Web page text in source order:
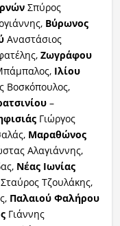
Σπύρος
Βύρωνος
Αναστάσιος
Ζωγράφου
Ιλίου
Βοσκόπουλος,
–
Γιώργος
Μαραθώνος
Αλαγιάννης,
Νέας Ιωνίας
Τζουλάκης,
Παλαιού Φαλήρου
Γιάννης